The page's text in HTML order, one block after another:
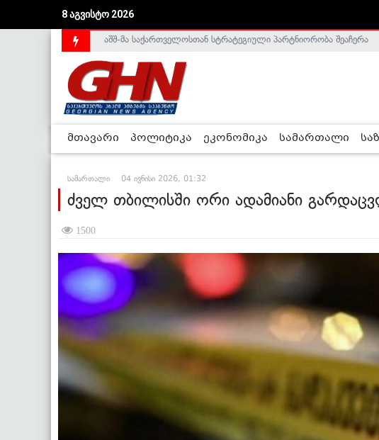
8 აგვისტო 2026
საქართველოს დე-ფაქტო მთავრობა არალეგიტიმურია -
მთავარი პოლიტიკა ეკონომიკა სამართალი
სამართალი 04 ივნისი 2026, 01:32
ძველ თბილისში ორი ადამიანი
1500